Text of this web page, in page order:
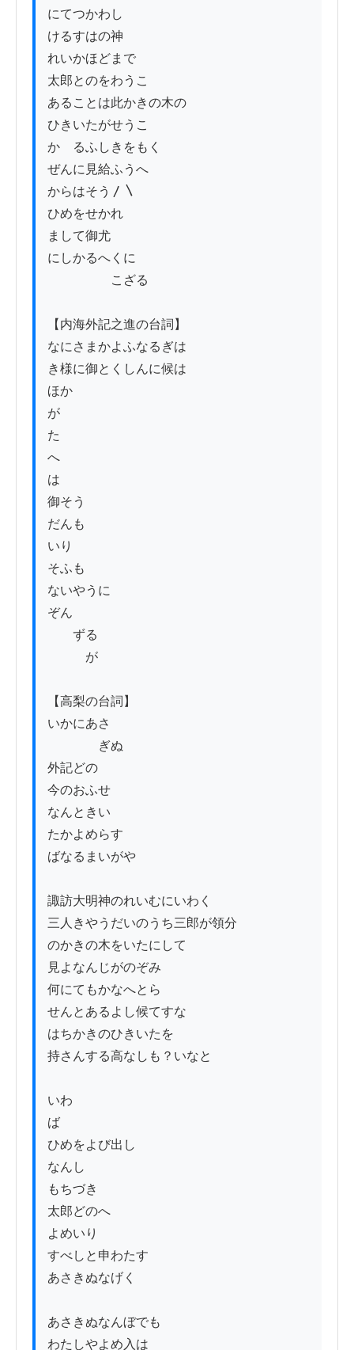
にてつかわし
けるすはの神
れいかほどまで
太郎とのをわうこ
あることは此かきの木の
ひきいたがせうこ
かゝるふしきをもく
ぜんに見給ふうへ
からはそう〳〵
ひめをせかれ
まして御尤
にしかるへくに
こざる
【内海外記之進の台詞】
なにさまかよふなるぎは
き様に御とくしんに候はゞ
ほか
が
た
へ
は
御そう
だんも
いり
そふも
ないやうに
ぞん
ずる
が
【高梨の台詞】
いかにあさ
ぎぬ
外記どのゝ
今のおふせ
なんときい
たかよめらす
ばなるまいがや
諏訪大明神のれいむにいわく
三人きやうだいのうち三郎が領分
のかきの木をいたにして
見よなんじがのぞみ
何にてもかなへとら
せんとあるよし候てすな
はちかきのひきいたを
持さんする高なしも？いなと
いわ
ば
ひめをよび出し
なんし
もちづき
太郎どのへ
よめいり
すべしと申わたす
あさきぬなげく
あさきぬなんぼでも
わたしやよめ入は